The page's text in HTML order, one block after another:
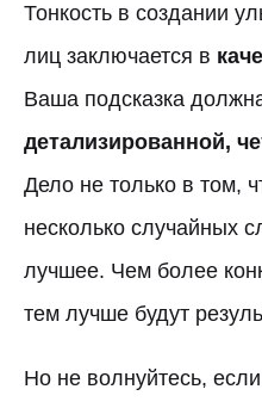
Тонкость в создании
лиц заключается в
Ваша подсказка
детализированной,
Дело не только в том,
несколько случайных
лучшее. Чем более
тем лучше будут
Но не волнуйтесь,